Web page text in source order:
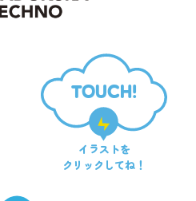
TOUCH!
イラストを
クリックしてね！